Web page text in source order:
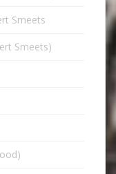
Smeets
Smeets)